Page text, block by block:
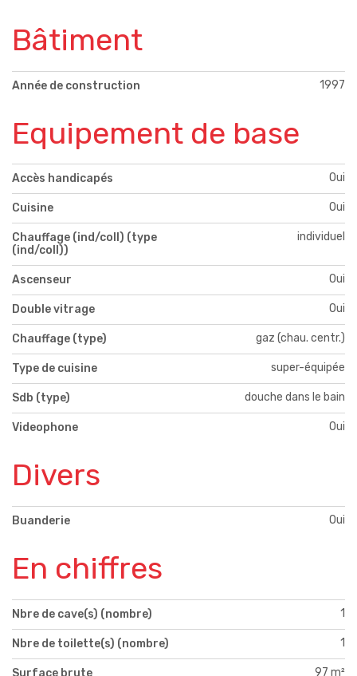
Bâtiment
Année de construction 1997
Equipement de base
Accès handicapés Oui
Cuisine Oui
Chauffage (ind/coll) (type
(ind/coll))
individuel
Ascenseur Oui
Double vitrage Oui
Chauffage (type) gaz (chau. centr.)
Type de cuisine super-équipée
Sdb (type) douche dans le bain
Videophone Oui
Divers
Buanderie Oui
En chiffres
Nbre de cave(s) (nombre) 1
Nbre de toilette(s) (nombre) 1
Surface brute 97 m²